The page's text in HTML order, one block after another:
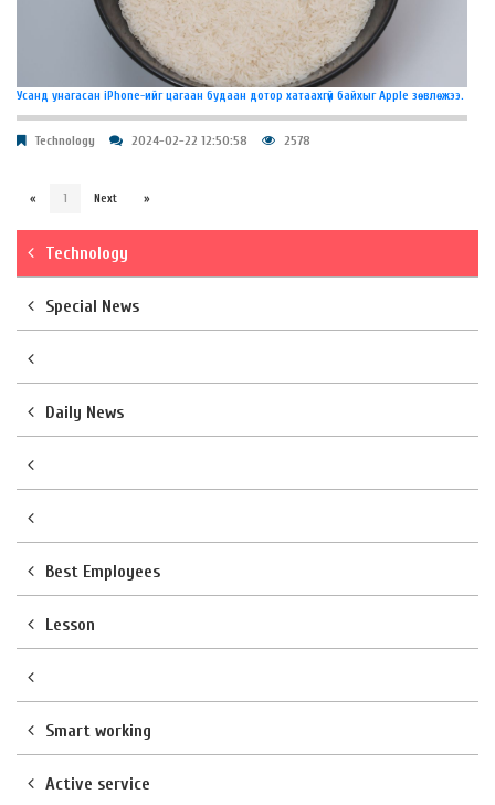
Усанд унагасан iPhone-ийг цагаан будаан дотор хатаахгүй байхыг Apple зөвлөжээ.
Technology 2024-02-22 12:50:58 2578
« 1 Next »
Technology
Special News
Daily News
Best Employees
Lesson
Smart working
Active service